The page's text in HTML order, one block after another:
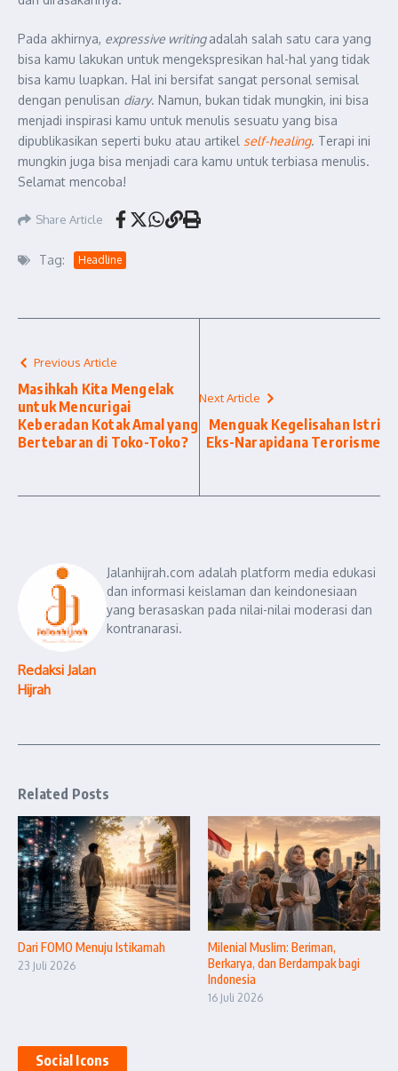
Pada akhirnya, expressive writingadalah salah satu cara yang
bisa kamu lakukan untuk mengekspresikan hal-hal yang tidak
bisa kamu luapkan. Hal ini bersifat sangat personal semisal
dengan penulisan diary. Namun, bukan tidak mungkin, ini bisa
menjadi inspirasi kamu untuk menulis sesuatu yang bisa
dipublikasikan seperti buku atau artikel self-healing. Terapi ini
mungkin juga bisa menjadi cara kamu untuk terbiasa menulis.
Selamat mencoba!
Share Article
Tag: Headline
Previous Article
Masihkah Kita Mengelak
untuk Mencurigai
Keberadan Kotak Amal yang
Bertebaran di Toko-Toko?
Next Article
Menguak Kegelisahan Istri
Eks-Narapidana Terorisme
Redaksi Jalan
Hijrah
Jalanhijrah.com adalah platform media edukasi
dan informasi keislaman dan keindonesiaan
yang berasaskan pada nilai-nilai moderasi dan
kontranarasi.
Related Posts
Dari FOMO Menuju Istikamah
23 Juli 2026
Milenial Muslim: Beriman,
Berkarya, dan Berdampak bagi
Indonesia
16 Juli 2026
Social Icons